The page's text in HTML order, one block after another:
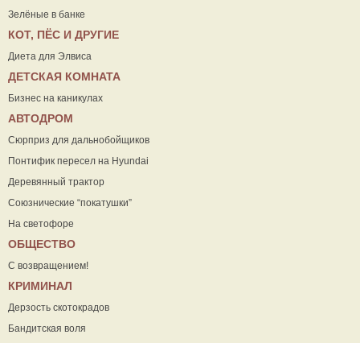
Зелёные в банке
КОТ, ПЁС И ДРУГИЕ
Диета для Элвиса
ДЕТСКАЯ КОМНАТА
Бизнес на каникулах
АВТОДРОМ
Сюрприз для дальнобойщиков
Понтифик пересел на Hyundai
Деревянный трактор
Союзнические “покатушки”
На светофоре
ОБЩЕСТВО
С возвращением!
КРИМИНАЛ
Дерзость скотокрадов
Бандитская воля